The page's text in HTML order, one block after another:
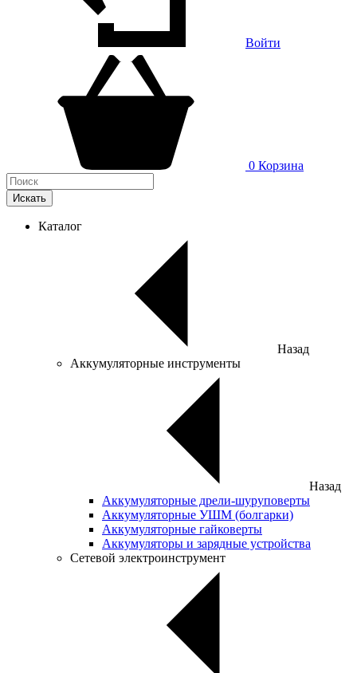
Войти
0 Корзина
Искать
Каталог
Назад
Аккумуляторные инструменты
Назад
Аккумуляторные дрели-шуруповерты
Аккумуляторные УШМ (болгарки)
Аккумуляторные гайковерты
Аккумуляторы и зарядные устройства
Сетевой электроинструмент